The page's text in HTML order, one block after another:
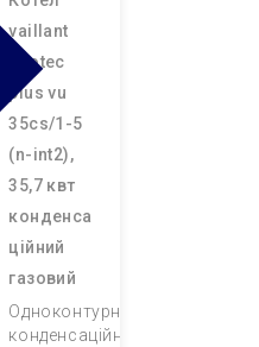
vaillant
ecotec
plus vu
35cs/1-5
(n-int2),
35,7 квт
конденса
ційний
газовий
Одноконтурний
конденсаційний